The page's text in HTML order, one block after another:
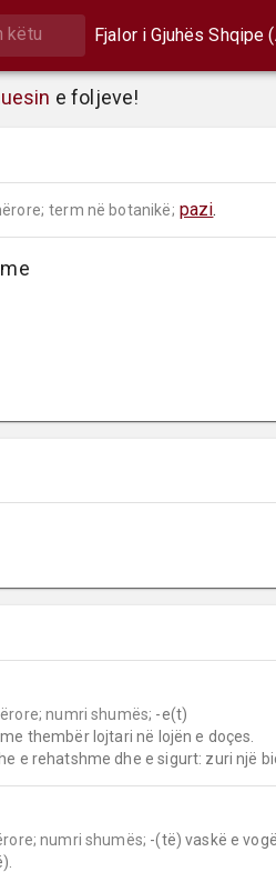
Fjalor i Gjuhës Shqipe
e foljeve!
term në botanikë; pazi.
numri shumës; -e(t)
e rehatshme dhe e sigurt: zuri një
numri shumës; -(të) vaskë e